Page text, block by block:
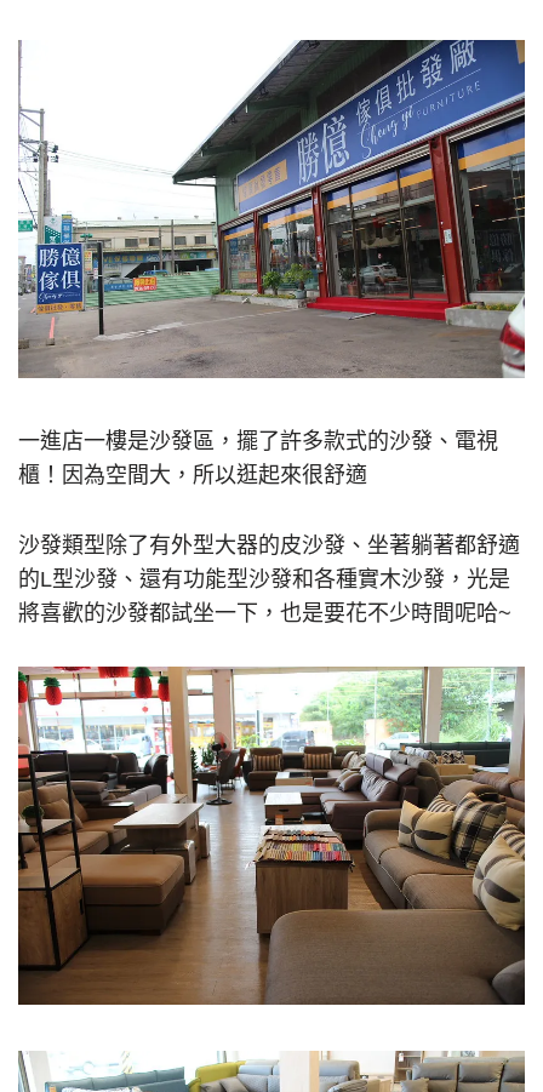
一進店一樓是沙發區，擺了許多款式的沙發、電視
櫃！因為空間大，所以逛起來很舒適
沙發類型除了有外型大器的皮沙發、坐著躺著都舒適
的L型沙發、還有功能型沙發和各種實木沙發，光是
將喜歡的沙發都試坐一下，也是要花不少時間呢哈~